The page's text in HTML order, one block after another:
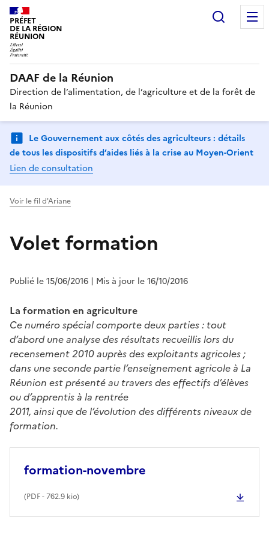
PRÉFET
DE LA RÉGION
RÉUNION
DAAF de la Réunion
Direction de l’alimentation, de l’agriculture et de la forêt de
la Réunion
Le Gouvernement aux côtés des agriculteurs : détails
de tous les dispositifs d’aides liés à la crise au Moyen-Orient
Lien de consultation
Voir le fil d'Ariane
Volet formation
Publié le 15/06/2016 | Mis à jour le 16/10/2016
La formation en agriculture
Ce numéro spécial comporte deux parties : tout
d’abord une analyse des résultats recueillis lors du
recensement 2010 auprès des exploitants agricoles ;
dans une seconde partie l’enseignement agricole à La
Réunion est présenté au travers des effectifs d’élèves
ou d’apprentis à la rentrée
2011, ainsi que de l’évolution des différents niveaux de
formation.
formation-novembre
(PDF- 762.9 kio)